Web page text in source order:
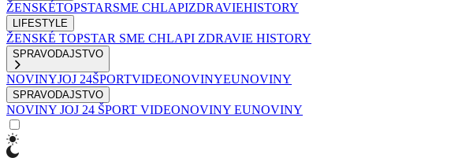
ŽENSKÉTOPSTARSME CHLAPIZDRAVIEHISTORY
LIFESTYLE
ŽENSKÉ TOPSTAR SME CHLAPI ZDRAVIE HISTORY
SPRAVODAJSTVO
NOVINYJOJ 24ŠPORTVIDEONOVINYEUNOVINY
SPRAVODAJSTVO
NOVINY JOJ 24 ŠPORT VIDEONOVINY EUNOVINY